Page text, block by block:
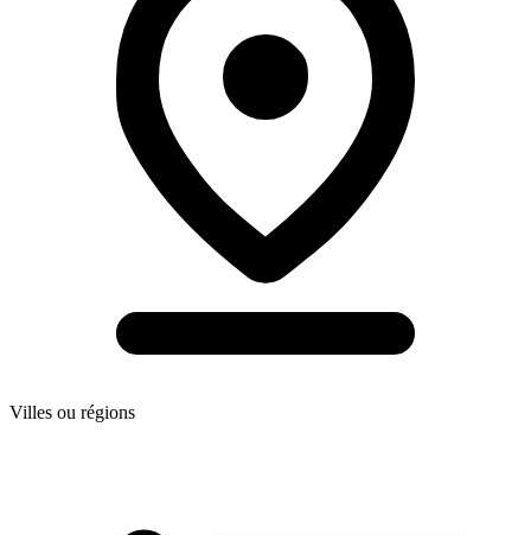
Villes ou régions